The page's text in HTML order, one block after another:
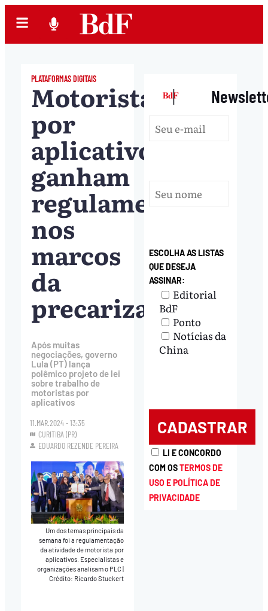
PLATAFORMAS DIGITAIS
Motoristas
por
aplicativos
ganham
regulamentação
nos
marcos
da
precarização
Após muitas
negociações, governo
Lula (PT) lança
polêmico projeto de lei
sobre trabalho de
motoristas por
aplicativos
11.MAR.2024 - 13:35
CURITIBA (PR)
EDUARDO REZENDE PEREIRA
Um dos temas principais da
semana foi a regulamentação
da atividade de motorista por
aplicativos. Especialistas e
organizações analisam o PLC|
Crédito: Ricardo Stuckert
|
ESCOLHA AS LISTAS
QUE DESEJA
ASSINAR:
Editorial
BdF
Ponto
Notícias da
China
LI E CONCORDO
COM OSTERMOS DE
USO E POLÍTICA DE
PRIVACIDADE